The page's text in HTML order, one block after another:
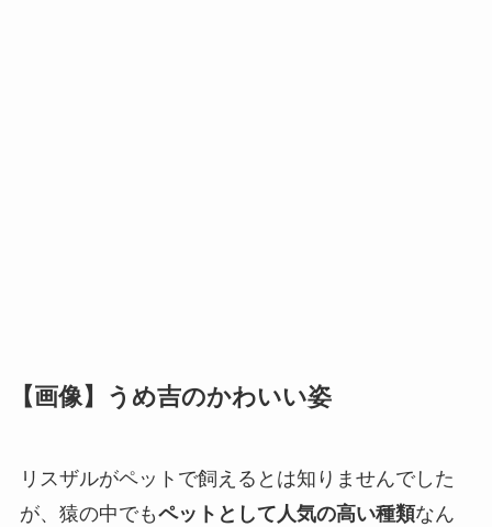
【画像】うめ吉のかわいい姿
リスザルがペットで飼えるとは知りませんでした
が、猿の中でもペットとして人気の高い種類なん